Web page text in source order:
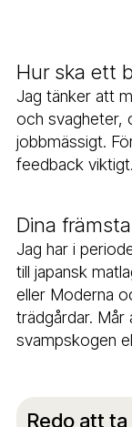
Hur ska ett
Jag tänker att
och svagheter,
jobbmässigt.
feedback viktigt.
Dina
Jag har i
till japansk
eller Moderna
trädgårdar. Mår
svampskogen
Redo att